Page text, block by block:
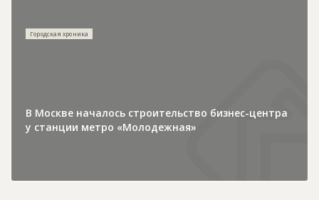
Городская хроника
В Москве началось строительство бизнес-центра
у станции метро «Молодежная»